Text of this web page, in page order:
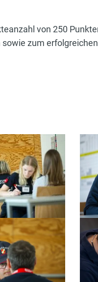
von 250
zum